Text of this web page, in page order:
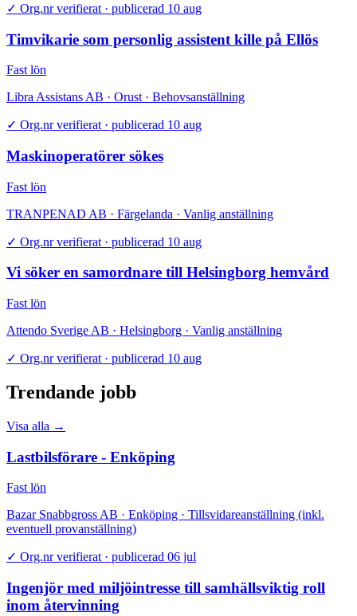
✓ Org.nr verifierat · publicerad 10 aug
Timvikarie som personlig assistent kille på Ellös
Fast lön
Libra Assistans AB · Orust · Behovsanställning
✓ Org.nr verifierat · publicerad 10 aug
Maskinoperatörer sökes
Fast lön
TRANPENAD AB · Färgelanda · Vanlig anställning
✓ Org.nr verifierat · publicerad 10 aug
Vi söker en samordnare till Helsingborg hemvård
Fast lön
Attendo Sverige AB · Helsingborg · Vanlig anställning
✓ Org.nr verifierat · publicerad 10 aug
Trendande jobb
Visa alla →
Lastbilsförare - Enköping
Fast lön
Bazar Snabbgross AB · Enköping · Tillsvidareanställning (inkl.
eventuell provanställning)
✓ Org.nr verifierat · publicerad 06 jul
Ingenjör med miljöintresse till samhällsviktig roll
inom återvinning